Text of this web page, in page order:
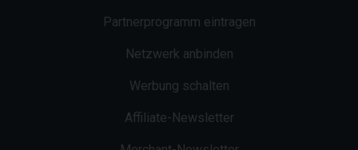
Partnerprogramm eintragen
Netzwerk anbinden
Werbung schalten
Affiliate-Newsletter